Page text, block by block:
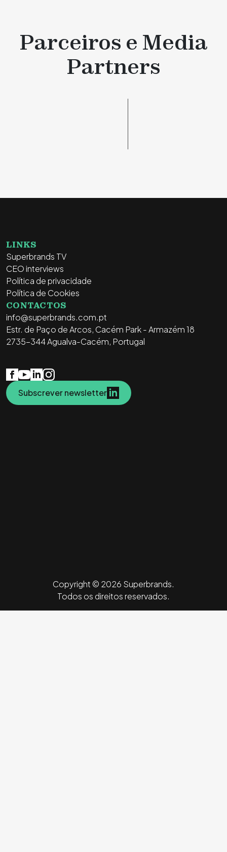
Parceiros e Media
Partners
LINKS
Superbrands TV
CEO interviews
Política de privacidade
Política de Cookies
CONTACTOS
info@superbrands.com.pt
Estr. de Paço de Arcos, Cacém Park - Armazém 18
2735-344 Agualva-Cacém, Portugal
Subscrever newsletter
Copyright © 2026 Superbrands.
Todos os direitos reservados.